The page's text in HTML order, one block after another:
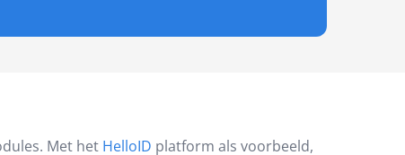
Met het HelloID platform als voorbeeld,